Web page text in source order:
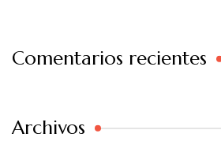
Comentarios recientes
Archivos